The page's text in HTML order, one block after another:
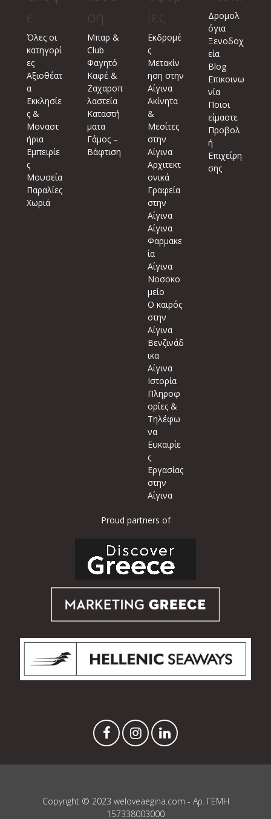
ε
Όλες οι
κατηγορί
ες
Αξιοθέατ
α
Εκκλησίε
ς &
Μοναστ
ήρια
Εμπειρίε
ς
Μουσεία
Παραλίες
Χωριά
ση
Μπαρ &
Club
Φαγητό
Καφέ &
Ζαχαροπ
λαστεία
Καταστή
ματα
Γάμος –
Βάφτιση
ίες
Εκδρομέ
ς
Μετακίν
ηση στην
Αίγινα
Ακίνητα
&
Μεσίτες
στην
Αίγινα
Αρχιτεκτ
ονικά
Γραφεία
στην
Αίγινα
Αίγινα
Φαρμακε
ία
Αίγινα
Νοσοκο
μείο
Ο καιρός
στην
Αίγινα
Βενζινάδ
ικα
Αίγινα
Ιστορία
Πληροφ
ορίες &
Τηλέφω
να
Ευκαιρίε
ς
Εργασίας
στην
Αίγινα
Δρομολ
όγια
Ξενοδοχ
εία
Blog
Επικοινω
νία
Ποιοι
είμαστε
Προβολ
ή
Επιχείρη
σης
Proud partners of
Copyright © 2023 weloveaegina.com - Αρ. ΓΕΜΗ
157338003000